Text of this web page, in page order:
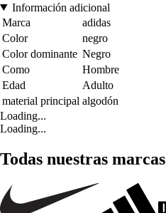
Información adicional
Marca
adidas
Color
negro
Color dominante Negro
Como
Hombre
Edad
Adulto
material principal algodón
Loading...
Loading...
Todas nuestras marcas